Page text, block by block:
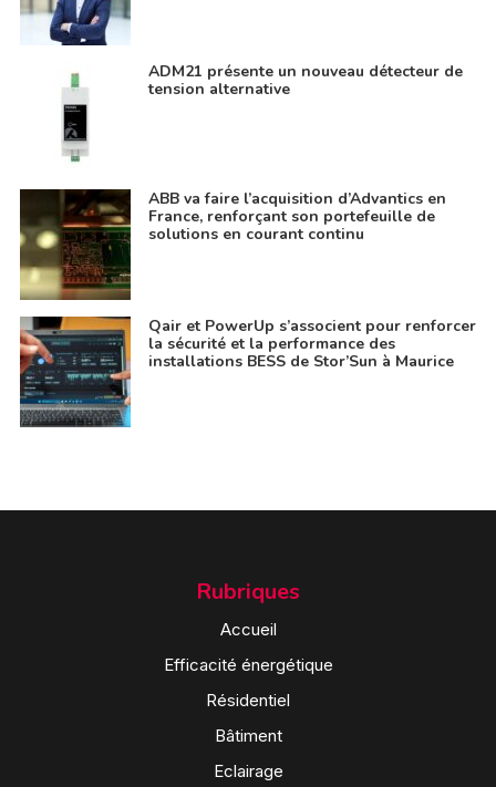
ADM21 présente un nouveau détecteur de
tension alternative
ABB va faire l’acquisition d’Advantics en
France, renforçant son portefeuille de
solutions en courant continu
Qair et PowerUp s’associent pour renforcer
la sécurité et la performance des
installations BESS de Stor’Sun à Maurice
Rubriques
Accueil
Efficacité énergétique
Résidentiel
Bâtiment
Eclairage